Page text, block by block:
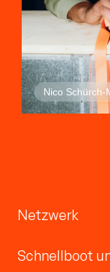
Nico Schürch-
Netzwerk
Schnellboot